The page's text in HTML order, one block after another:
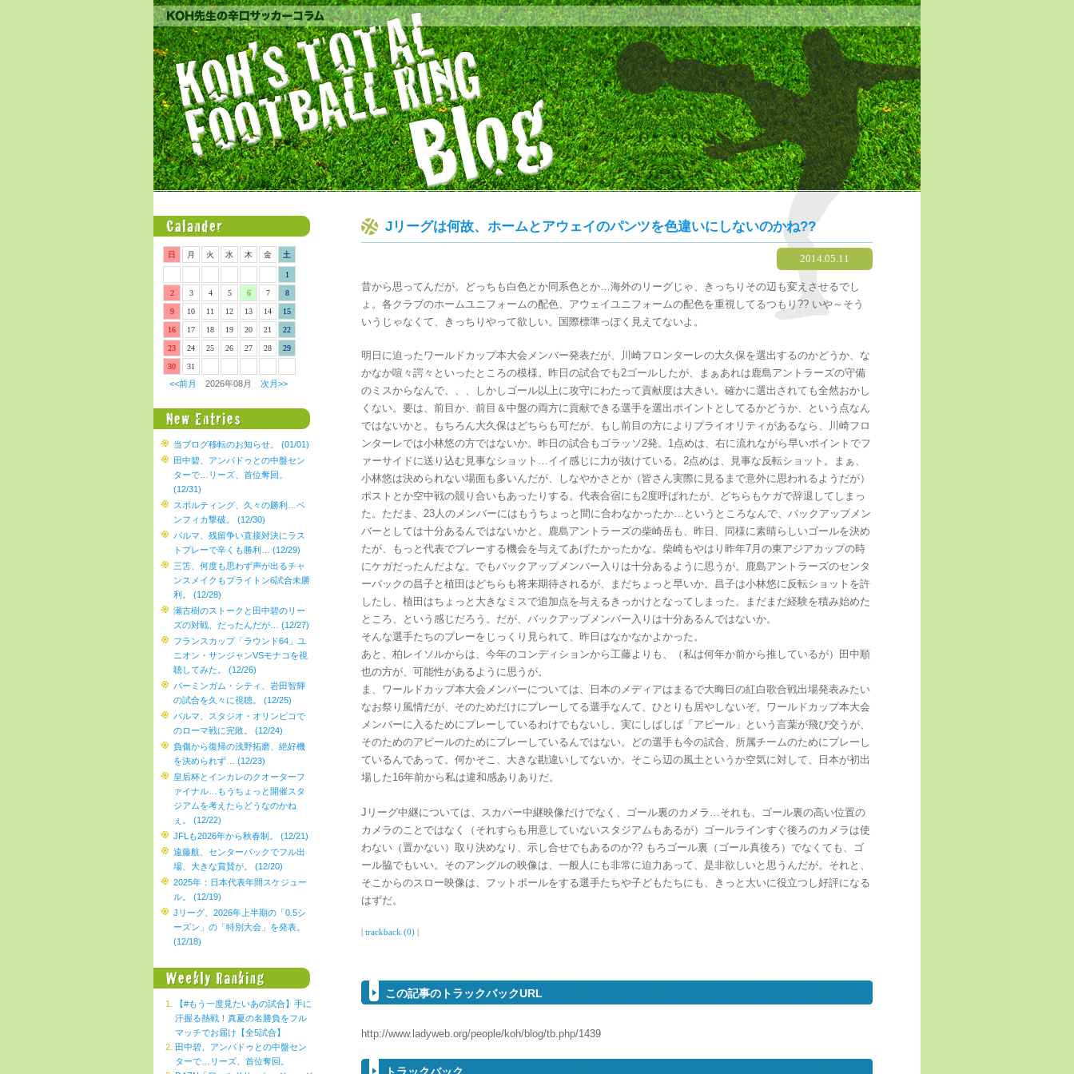
Jリーグは何故、ホームとアウェイのパンツを色違いにしないのかね??
2014.05.11
昔から思ってんだが。どっちも白色とか同系色とか…海外のリーグじゃ、きっちりその辺も変えさせるでし
ょ。各クラブのホームユニフォームの配色、アウェイユニフォームの配色を重視してるつもり?? いや～そう
いうじゃなくて、きっちりやって欲しい。国際標準っぽく見えてないよ。
明日に迫ったワールドカップ本大会メンバー発表だが、川崎フロンターレの大久保を選出するのかどうか、な
かなか喧々諤々といったところの模様。昨日の試合でも2ゴールしたが、まぁあれは鹿島アントラーズの守備
のミスからなんで、、、しかしゴール以上に攻守にわたって貢献度は大きい。確かに選出されても全然おかし
くない。要は、前目か、前目＆中盤の両方に貢献できる選手を選出ポイントとしてるかどうか、という点なん
ではないかと。もちろん大久保はどちらも可だが、もし前目の方によりプライオリティがあるなら、川崎フロ
ンターレでは小林悠の方ではないか。昨日の試合もゴラッソ2発。1点めは、右に流れながら早いポイントでフ
ァーサイドに送り込む見事なショット…イイ感じに力が抜けている。2点めは、見事な反転ショット。まぁ、
小林悠は決められない場面も多いんだが、しなやかさとか（皆さん実際に見るまで意外に思われるようだが）
ポストとか空中戦の競り合いもあったりする。代表合宿にも2度呼ばれたが、どちらもケガで辞退してしまっ
た。ただま、23人のメンバーにはもうちょっと間に合わなかったか…というところなんで、バックアップメン
バーとしては十分あるんではないかと。鹿島アントラーズの柴崎岳も、昨日、同様に素晴らしいゴールを決め
たが、もっと代表でプレーする機会を与えてあげたかったかな。柴崎もやはり昨年7月の東アジアカップの時
にケガだったんだよな。でもバックアップメンバー入りは十分あるように思うが。鹿島アントラーズのセンタ
ーバックの昌子と植田はどちらも将来期待されるが、まだちょっと早いか。昌子は小林悠に反転ショットを許
したし、植田はちょっと大きなミスで追加点を与えるきっかけとなってしまった。まだまだ経験を積み始めた
ところ、という感じだろう。だが、バックアップメンバー入りは十分あるんではないか。
そんな選手たちのプレーをじっくり見られて、昨日はなかなかよかった。
あと、柏レイソルからは、今年のコンディションから工藤よりも、（私は何年か前から推しているが）田中順
也の方が、可能性があるように思うが。
ま、ワールドカップ本大会メンバーについては、日本のメディアはまるで大晦日の紅白歌合戦出場発表みたい
なお祭り風情だが、そのためだけにプレーしてる選手なんて、ひとりも居やしないぞ。ワールドカップ本大会
メンバーに入るためにプレーしているわけでもないし、実にしばしば「アピール」という言葉が飛び交うが、
そのためのアピールのためにプレーしているんではない。どの選手も今の試合、所属チームのためにプレーし
ているんであって。何かそこ、大きな勘違いしてないか。そこら辺の風土というか空気に対して、日本が初出
場した16年前から私は違和感ありありだ。
Jリーグ中継については、スカパー中継映像だけでなく、ゴール裏のカメラ…それも、ゴール裏の高い位置の
カメラのことではなく（それすらも用意していないスタジアムもあるが）ゴールラインすぐ後ろのカメラは使
わない（置かない）取り決めなり、示し合せでもあるのか?? もろゴール裏（ゴール真後ろ）でなくても、ゴ
ール脇でもいい。そのアングルの映像は、一般人にも非常に迫力あって、是非欲しいと思うんだが。それと、
そこからのスロー映像は、フットボールをする選手たちや子どもたちにも、きっと大いに役立つし好評になる
はずだ。
| trackback (0) |
この記事のトラックバックURL
http://www.ladyweb.org/people/koh/blog/tb.php/1439
トラックバック
日 月 火 水 木 金 土
1
2 3 4 5 6 7 8
9 10 11 12 13 14 15
16 17 18 19 20 21 22
23 24 25 26 27 28 29
30 31
<<前月 2026年08月 次月>>
当ブログ移転のお知らせ。 (01/01)
田中碧、アンパドゥとの中盤セン
ターで…リーズ、首位奪回。
(12/31)
スポルティング、久々の勝利…ベ
ンフィカ撃破。 (12/30)
パルマ、残留争い直接対決にラス
トプレーで辛くも勝利… (12/29)
三笘、何度も思わず声が出るチャ
ンスメイクもブライトン6試合未勝
利。 (12/28)
瀬古樹のストークと田中碧のリー
ズの対戦、だったんだが… (12/27)
フランスカップ「ラウンド64」ユ
ニオン・サンジャンVSモナコを視
聴してみた。 (12/26)
バーミンガム・シティ、岩田智輝
の試合を久々に視聴。 (12/25)
パルマ、スタジオ・オリンピコで
のローマ戦に完敗。 (12/24)
負傷から復帰の浅野拓磨、絶好機
を決められず… (12/23)
皇后杯とインカレのクオーターフ
ァイナル…もうちょっと開催スタ
ジアムを考えたらどうなのかね
ぇ。 (12/22)
JFLも2026年から秋春制。 (12/21)
遠藤航、センターバックでフル出
場、大きな賞賛が。 (12/20)
2025年：日本代表年間スケジュー
ル。 (12/19)
Jリーグ、2026年上半期の「0.5シ
ーズン」の「特別大会」を発表。
(12/18)
【#もう一度見たいあの試合】手に
汗握る熱戦！真夏の名勝負をフル
マッチでお届け【全5試合】
田中碧、アンパドゥとの中盤セン
ターで…リーズ、首位奪回。